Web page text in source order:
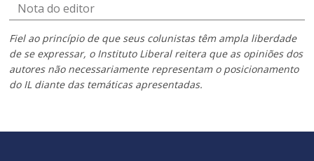
Nota do editor
Fiel ao princípio de que seus colunistas têm ampla liberdade
de se expressar, o Instituto Liberal reitera que as opiniões dos
autores não necessariamente representam o posicionamento
do IL diante das temáticas apresentadas.